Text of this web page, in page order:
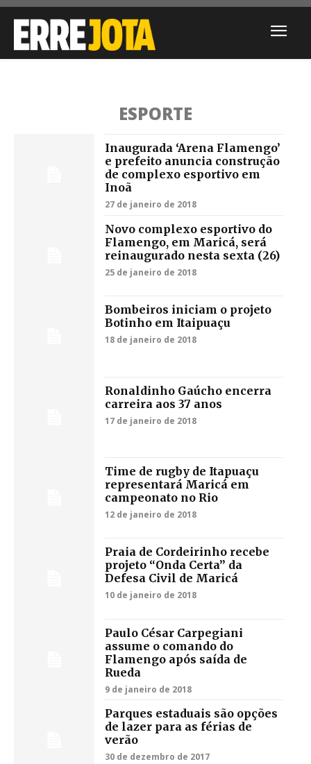
ESPORTE
Inaugurada ‘Arena Flamengo’
e prefeito anuncia construção
de complexo esportivo em
Inoã
27 de janeiro de 2018
Novo complexo esportivo do
Flamengo, em Maricá, será
reinaugurado nesta sexta (26)
25 de janeiro de 2018
Bombeiros iniciam o projeto
Botinho em Itaipuaçu
18 de janeiro de 2018
Ronaldinho Gaúcho encerra
carreira aos 37 anos
17 de janeiro de 2018
Time de rugby de Itapuaçu
representará Maricá em
campeonato no Rio
12 de janeiro de 2018
Praia de Cordeirinho recebe
projeto “Onda Certa” da
Defesa Civil de Maricá
10 de janeiro de 2018
Paulo César Carpegiani
assume o comando do
Flamengo após saída de
Rueda
9 de janeiro de 2018
Parques estaduais são opções
de lazer para as férias de
verão
30 de dezembro de 2017